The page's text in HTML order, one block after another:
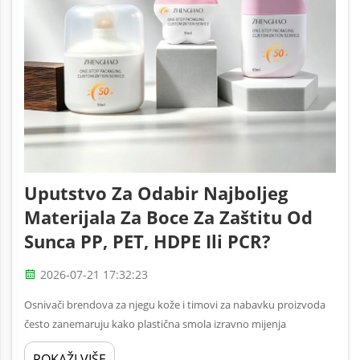
Uputstvo Za Odabir Najboljeg
Materijala Za Boce Za Zaštitu Od
Sunca PP, PET, HDPE Ili PCR?
2026-07-21 17:32:23
Osnivači brendova za njegu kože i timovi za nabavku proizvoda
često zanemaruju kako plastična smola izravno mijenja
performanse proizvoda prije lansiranja lanac zaštite od sunca.